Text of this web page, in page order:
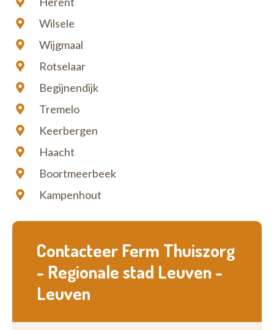
Wilsele
Wijgmaal
Rotselaar
Begijnendijk
Tremelo
Keerbergen
Haacht
Boortmeerbeek
Kampenhout
Contacteer Ferm Thuiszorg
- Regionale stad Leuven -
Leuven